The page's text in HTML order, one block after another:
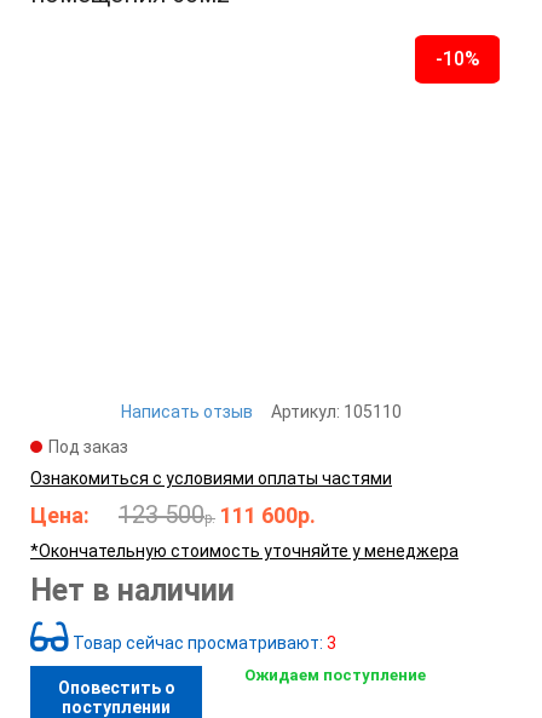
-10%
Написать отзыв Артикул: 105110
Под заказ
Ознакомиться с условиями оплаты частями
Цена: 123 500р. 111 600р.
*Окончательную стоимость уточняйте у менеджера
Нет в наличии
Ожидаем поступление
Товар сейчас просматривают: 3
Оповестить о
поступлении